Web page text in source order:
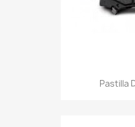
Pastilla